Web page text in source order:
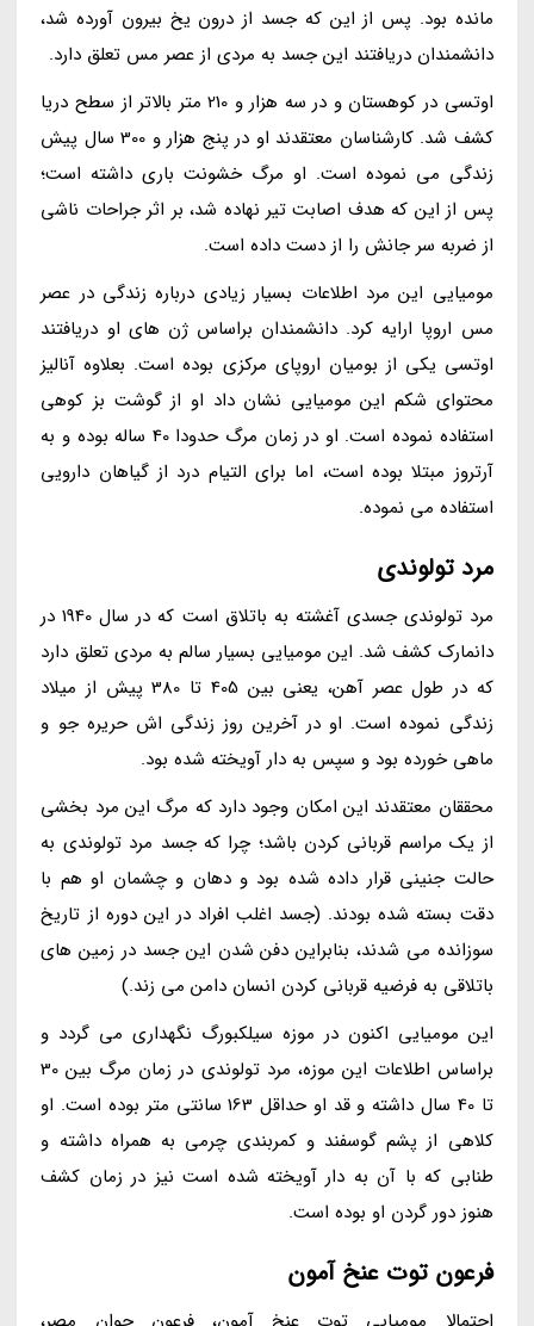
مانده بود. پس از این که جسد از درون یخ بیرون آورده شد،
دانشمندان دریافتند این جسد به مردی از عصر مس تعلق دارد.
اوتسی در کوهستان و در سه هزار و 210 متر بالاتر از سطح دریا
کشف شد. کارشناسان معتقدند او در پنج هزار و 300 سال پیش
زندگی می نموده است. او مرگ خشونت باری داشته است؛
پس از این که هدف اصابت تیر نهاده شد، بر اثر جراحات ناشی
از ضربه سر جانش را از دست داده است.
مومیایی این مرد اطلاعات بسیار زیادی درباره زندگی در عصر
مس اروپا ارایه کرد. دانشمندان براساس ژن های او دریافتند
اوتسی یکی از بومیان اروپای مرکزی بوده است. بعلاوه آنالیز
محتوای شکم این مومیایی نشان داد او از گوشت بز کوهی
استفاده نموده است. او در زمان مرگ حدودا 40 ساله بوده و به
آرتروز مبتلا بوده است، اما برای التیام درد از گیاهان دارویی
استفاده می نموده.
مرد تولوندی
مرد تولوندی جسدی آغشته به باتلاق است که در سال 1940 در
دانمارک کشف شد. این مومیایی بسیار سالم به مردی تعلق دارد
که در طول عصر آهن، یعنی بین 405 تا 380 پیش از میلاد
زندگی نموده است. او در آخرین روز زندگی اش حریره جو و
ماهی خورده بود و سپس به دار آویخته شده بود.
محققان معتقدند این امکان وجود دارد که مرگ این مرد بخشی
از یک مراسم قربانی کردن باشد؛ چرا که جسد مرد تولوندی به
حالت جنینی قرار داده شده بود و دهان و چشمان او هم با
دقت بسته شده بودند. (جسد اغلب افراد در این دوره از تاریخ
سوزانده می شدند، بنابراین دفن شدن این جسد در زمین های
باتلاقی به فرضیه قربانی کردن انسان دامن می زند.)
این مومیایی اکنون در موزه سیلکبورگ نگهداری می گردد و
براساس اطلاعات این موزه، مرد تولوندی در زمان مرگ بین 30
تا 40 سال داشته و قد او حداقل 163 سانتی متر بوده است. او
کلاهی از پشم گوسفند و کمربندی چرمی به همراه داشته و
طنابی که با آن به دار آویخته شده است نیز در زمان کشف
هنوز دور گردن او بوده است.
فرعون توت عنخ آمون